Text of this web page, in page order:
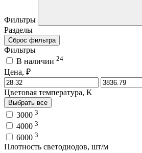
Фильтры
Разделы
Сброс фильтра
Фильтры
В наличии 24
Цена, ₽
Цветовая температура, K
Выбрать все
3000 3
4000 3
6000 3
Плотность светодиодов, шт/м